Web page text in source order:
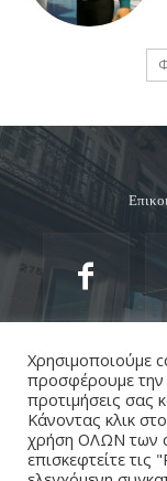
Χρησιμοποιούμε
προσφέρουμε την
προτιμήσεις σας
Κάνοντας κλικ
χρήση ΟΛΩΝ των
επισκεφτείτε τις